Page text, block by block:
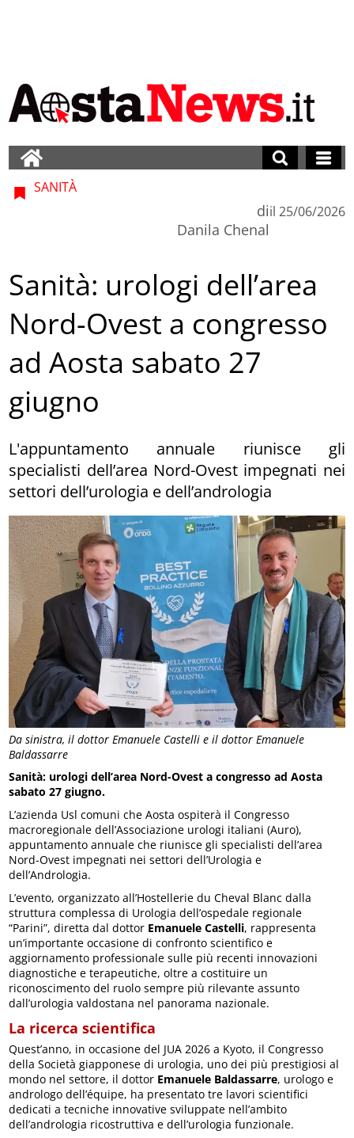
Da sinistra, il dottor Emanuele Castelli e il dottor Emanuele
Baldassarre
SANITÀ
di
Danila Chenal
il 25/06/2026
Sanità: urologi dell’area
Nord-Ovest a congresso
ad Aosta sabato 27
giugno
L'appuntamento annuale riunisce gli
specialisti dell’area Nord-Ovest impegnati nei
settori dell’urologia e dell’andrologia
Sanità: urologi dell’area Nord-Ovest a congresso ad Aosta
sabato 27 giugno.
L’azienda Usl comuni che Aosta ospiterà il Congresso
macroregionale dell’Associazione urologi italiani (Auro),
appuntamento annuale che riunisce gli specialisti dell’area
Nord-Ovest impegnati nei settori dell’Urologia e
dell’Andrologia.
L’evento, organizzato all’Hostellerie du Cheval Blanc dalla
struttura complessa di Urologia dell’ospedale regionale
“Parini”, diretta dal dottor Emanuele Castelli, rappresenta
un’importante occasione di confronto scientifico e
aggiornamento professionale sulle più recenti innovazioni
diagnostiche e terapeutiche, oltre a costituire un
riconoscimento del ruolo sempre più rilevante assunto
dall’urologia valdostana nel panorama nazionale.
La ricerca scientifica
Quest’anno, in occasione del JUA 2026 a Kyoto, il Congresso
della Società giapponese di urologia, uno dei più prestigiosi al
mondo nel settore, il dottor Emanuele Baldassarre, urologo e
andrologo dell’équipe, ha presentato tre lavori scientifici
dedicati a tecniche innovative sviluppate nell’ambito
dell’andrologia ricostruttiva e dell’urologia funzionale.